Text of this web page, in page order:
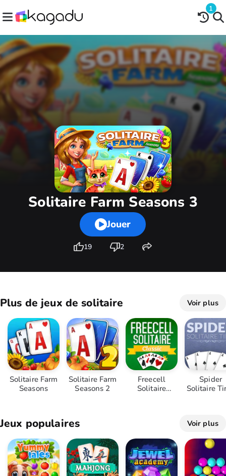
1
Solitaire Farm Seasons 3
Jouer
19 2
Plus de jeux de solitaire Voir plus
Solitaire Farm
Seasons
Solitaire Farm
Seasons 2
Freecell
Solitaire
Spider
Solitaire
Jeux populaires Voir plus